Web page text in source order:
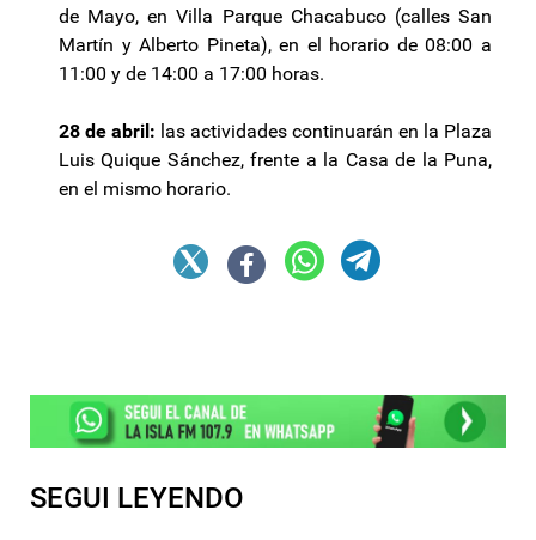
de Mayo, en Villa Parque Chacabuco (calles San
Martín y Alberto Pineta), en el horario de 08:00 a
11:00 y de 14:00 a 17:00 horas.
28 de abril: las actividades continuarán en la Plaza
Luis Quique Sánchez, frente a la Casa de la Puna,
en el mismo horario.
SEGUI LEYENDO